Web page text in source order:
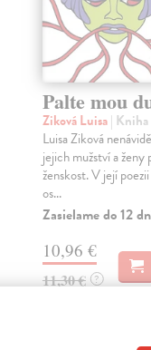
Palte mou
Ziková Luisa| Kniha
Luisa Ziková
jejich mužství a ženy
ženskost. V její
os...
Zasielame do 12
10,96 €
11,30 € ?